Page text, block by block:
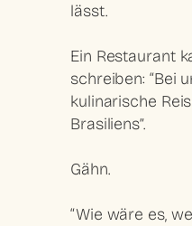
lässt.
Ein Restaurant
schreiben: “Bei
kulinarische
Brasiliens”.
Gähn.
“Wie wäre es,